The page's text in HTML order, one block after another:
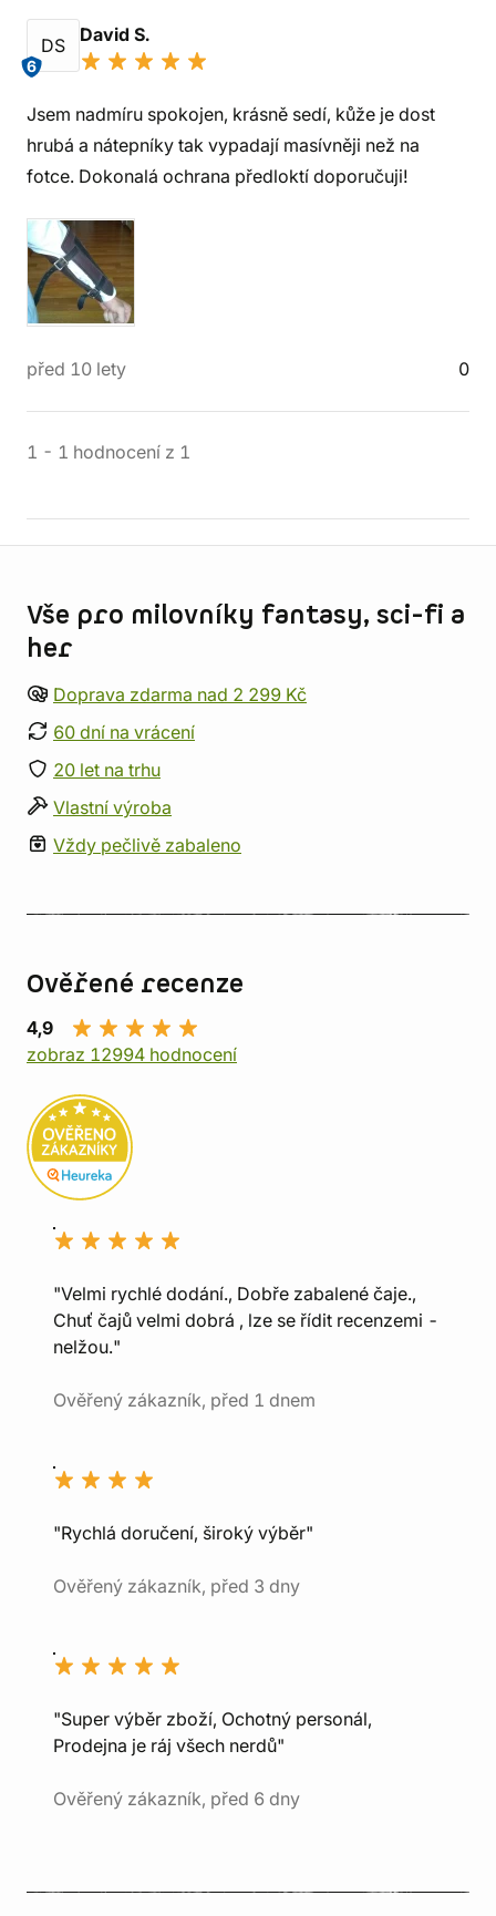
DS
6
David S.
Jsem nadmíru spokojen, krásně sedí, kůže je dost
hrubá a nátepníky tak vypadají masívněji než na
fotce. Dokonalá ochrana předloktí doporučuji!
před 10 lety 0
1 - 1 hodnocení z 1
Vše pro milovníky fantasy, sci-fi a
her
Doprava zdarma nad 2 299 Kč
60 dní na vrácení
20 let na trhu
Vlastní výroba
Vždy pečlivě zabaleno
Ověřené recenze
4,9
zobraz 12994 hodnocení
"Velmi rychlé dodání., Dobře zabalené čaje.,
Chuť čajů velmi dobrá , lze se řídit recenzemi -
nelžou."
Ověřený zákazník, před 1 dnem
"Rychlá doručení, široký výběr"
Ověřený zákazník, před 3 dny
"Super výběr zboží, Ochotný personál,
Prodejna je ráj všech nerdů"
Ověřený zákazník, před 6 dny